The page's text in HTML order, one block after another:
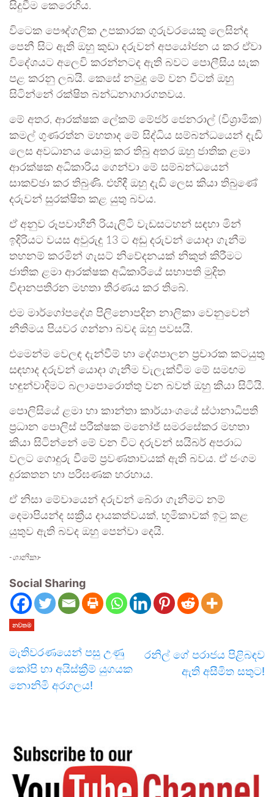
සිදුවීම කෙරෙහිය.
විටෙක පෞද්ගලික උපකාරක ගුරුවරයෙකු ලෙසින්ද
පෙනී සිට ඇති ඔහු කුඩා දරුවන් අපයෝජන ය කර ඒවා
විදේශයට අලෙවි කරන්නටද ඇති බවට පොලීසිය සැක
පළ කරනු ලබයි. කෙසේ නමුදු මේ වන විටත් ඔහු
සිටින්නේ රක්ෂිත බන්ධනාගාරගතවය.
මේ අතර, ආරක්ෂක ලේකම් මේජර් ජෙනරාල් (විශ්‍රාමික)
කමල් ගුණරත්න මහතාද මේ සිද්ධිය සම්බන්ධයෙන් දැඩි
ලෙස අවධානය යොමු කර තිබු අතර ඔහු ජාතික ළමා
ආරක්ෂක අධිකාරිය ගෙන්වා මේ සම්බන්ධයෙන්
සාකච්ඡා කර තිබුණි. එහිදී ඔහු දැඩි ලෙස කියා තිබුණේ
දරුවන් සුරක්ෂිත කළ යුතු බවය.
ඒ අනුව රූපවාහීනී රියැලිටි වැඩසටහන් සඳහා මින්
ඉදිරියට වයස අවුරුදු 13 ට අඩු දරුවන් යොදා ගැනීම
තහනම් කරමින් ගැසට් නිවේදනයක් නිකුත් කිරීමට
ජාතික ළමා ආරක්ෂක අධිකාරියේ සභාපති මුදිත
විදානපතිරන මහතා තීරණය කර තිබේ.
එම මාර්ගෝපදේශ පිලිනොපදින නාලිකා වෙනුවෙන්
නීතිමය පියවර ගන්නා බවද ඔහු පවසයි.
එමෙන්ම වෙලඳ දැන්වීම් හා දේශපාලන ප්‍රචාරක කටයුතු
සඳහාද දරුවන් යොදා ගැනීම වැලැක්වීම මේ සමඟම
හඳුන්වාදිමට බලාපොරොත්තු වන බවත් ඔහු කියා සිටියි.
පොලිසියේ ළමා හා කාන්තා කාර්යාංශයේ ස්ථානාධිපති
ප්‍රධාන පොලිස් පරීක්ෂක මනෝජ් සමරසේකර මහතා
කියා සිටින්නේ මේ වන විට දරුවන් සයිබර් අපරාධ
වලට ගොදුරු වීමේ ප්‍රවණතාවයක් ඇති බවය. ඒ ජංගම
දුරකතන හා පරිඝණක හරහාය.
ඒ නිසා මේවායෙන් දරුවන් බේරා ගැනීමට නම්
දෙමාපියන්ද සක්‍රීය දායකත්වයක්, භූමිකාවක් ඉටු කළ
යුතුව ඇති බවද ඔහු පෙන්වා දෙයි.
-ශානිකා-
Social Sharing
නවතම
මැතිවරණයෙන් පසු උණු
කෝපි හා අයිස්ක්‍රීම් යුගයක
නොනිමි අරගලය!
රනිල් ගේ පරාජය පිළිබඳව
ඇති අසීමිත සතුට!